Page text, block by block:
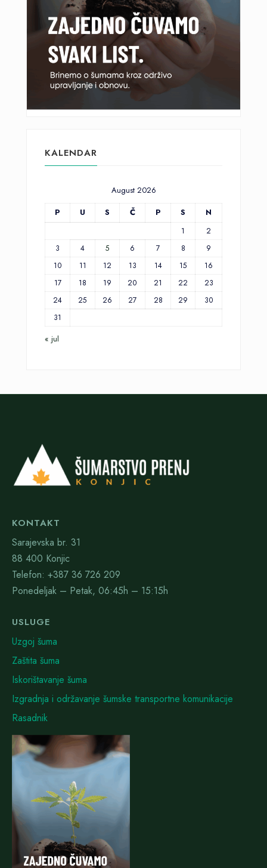
KALENDAR
August 2026
P
U S Č P S N
1
2
3
4 5 6 7 8
9
10
11 12 13 14 15
16
17
18 19 20 21 22
23
24
25 26 27 28 29
30
31
« jul
KONTAKT
Sarajevska br. 31
88 400 Konjic
Telefon: +387 36 726 209
Ponedeljak – Petak, 06:45h – 15:15h
USLUGE
Uzgoj šuma
Zaštita šuma
Iskorištavanje šuma
Izgradnja i održavanje šumske transportne komunikacije
Rasadnik